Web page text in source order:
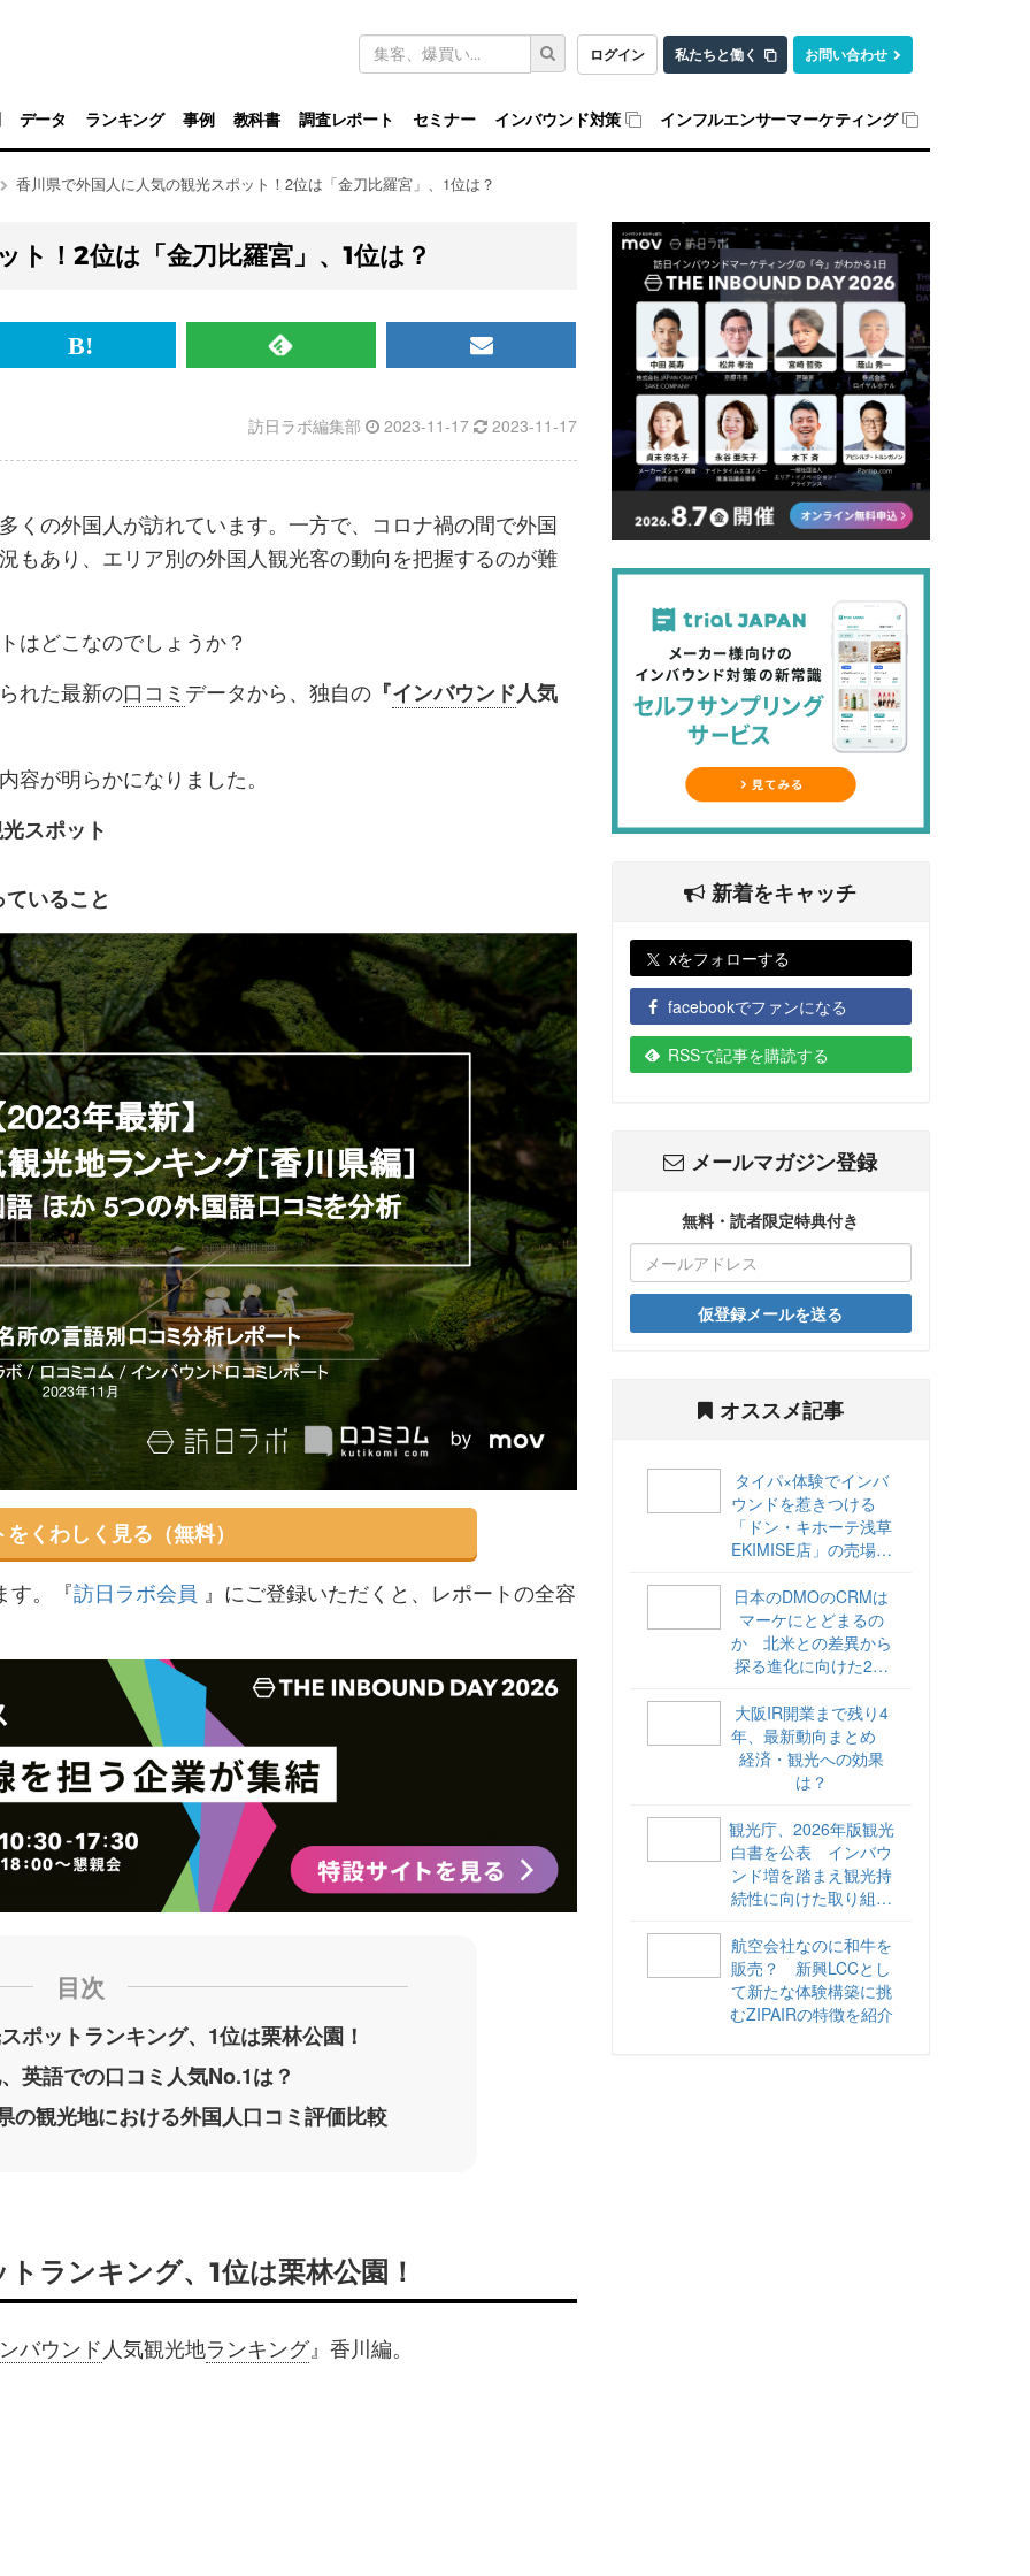
ログイン 私たちと働く お問い合わせ
キ
ワ
ド
検
索
データ ランキング 事例 教科書 調査レポート セミナー インバウンド対策 インフルエンサーマーケティング
香川県で外国人に人気の観光スポット！2位は「金刀比羅宮」、1位は？
ト！2位は「金刀比羅宮」、1位は？
は
ブ
ク
マ
ク
に
RSS
記
事
購
読
メ
マ
ガ
録
す
訪日ラボ編集部 2023-11-17 2023-11-17
くの外国人が訪れています。一方で、コロナ禍の間で外国
もあり、エリア別の外国人観光客の動向を把握するのが難
はどこなのでしょうか？
れた最新の口コミ データから、独自の 『インバウンド人気
容が明らかになりました。
スポット
いること
くわしく見る（無料）
す。『訪日ラボ会員 』にご登録いただくと、レポートの全容
目次
ポットランキング、1位は栗林公園！
英語での口コミ人気No.1は？
の観光地における外国人口コミ評価比較
ランキング、1位は栗林公園！
バウンド 人気観光地ランキング』香川編。
新着をキャッチ
xをフォローする
facebookでファンになる
RSSで記事を購読する
メールマガジン登録
無料・読者限定特典付き
仮登録メールを送る
オススメ記事
タイパ×体験でインバ
ウンドを惹きつける
「ドン・キホーテ浅草
EKIMISE店」の売場づ
日本のDMOのCRMは
マーケにとどまるの
か 北米との差異から
探る進化に向けた2ス
海外DMOのリアル
vol.6】
大阪IR開業まで残り4
年、最新動向まとめ
経済・観光への効果
は？
観光庁、2026年版観光
白書を公表 インバウ
ンド増を踏まえ観光持
続性に向けた取り組み
航空会社なのに和牛を
販売？ 新興LCCとし
て新たな体験構築に挑
むZIPAIRの特徴を紹介